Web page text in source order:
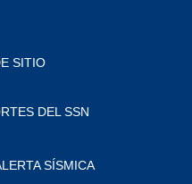
SITIO
DEL SSN
SÍSMICA